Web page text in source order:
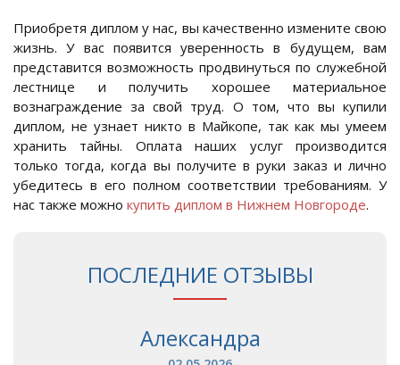
Приобретя диплом у нас, вы качественно измените свою
жизнь. У вас появится уверенность в будущем, вам
представится возможность продвинуться по служебной
лестнице и получить хорошее материальное
вознаграждение за свой труд. О том, что вы купили
диплом, не узнает никто в Майкопе, так как мы умеем
хранить тайны. Оплата наших услуг производится
только тогда, когда вы получите в руки заказ и лично
убедитесь в его полном соответствии требованиям. У
нас также можно купить диплом в Нижнем Новгороде.
ПОСЛЕДНИЕ ОТЗЫВЫ
Александра